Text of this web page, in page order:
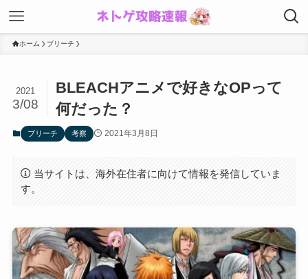
ホーム ブリーチ
BLEACHアニメで好きなOPって
何だった？
2021
3/08
ブリーチ 考察 2021年3月8日
当サイトは、海外在住者に向けて情報を発信していま
す。